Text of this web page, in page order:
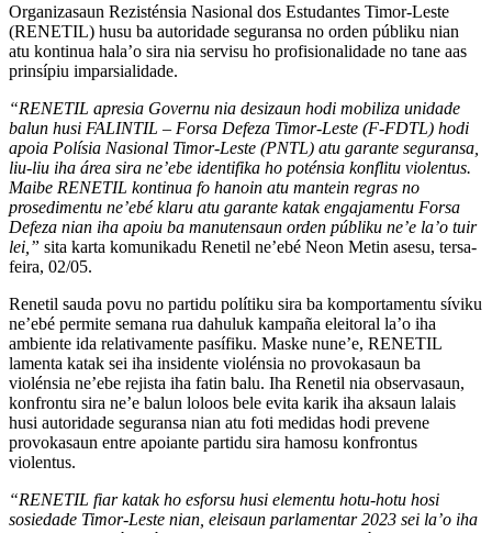
Organizasaun Rezisténsia Nasional dos Estudantes Timor-Leste
(RENETIL) husu ba autoridade seguransa no orden públiku nian
atu kontinua hala’o sira nia servisu ho profisionalidade no tane aas
prinsípiu imparsialidade.
“RENETIL apresia Governu nia desizaun hodi mobiliza unidade
balun husi FALINTIL – Forsa Defeza Timor-Leste (F-FDTL) hodi
apoia Polísia Nasional Timor-Leste (PNTL) atu garante seguransa,
liu-liu iha área sira ne’ebe identifika ho poténsia konflitu violentus.
Maibe RENETIL kontinua fo hanoin atu mantein regras no
prosedimentu ne’ebé klaru atu garante katak engajamentu Forsa
Defeza nian iha apoiu ba manutensaun orden públiku ne’e la’o tuir
lei,” sita karta komunikadu Renetil ne’ebé Neon Metin asesu, tersa-
feira, 02/05.
Renetil sauda povu no partidu polítiku sira ba komportamentu síviku
ne’ebé permite semana rua dahuluk kampaña eleitoral la’o iha
ambiente ida relativamente pasífiku. Maske nune’e, RENETIL
lamenta katak sei iha insidente violénsia no provokasaun ba
violénsia ne’ebe rejista iha fatin balu. Iha Renetil nia observasaun,
konfrontu sira ne’e balun loloos bele evita karik iha aksaun lalais
husi autoridade seguransa nian atu foti medidas hodi prevene
provokasaun entre apoiante partidu sira hamosu konfrontus
violentus.
“RENETIL fiar katak ho esforsu husi elementu hotu-hotu hosi
sosiedade Timor-Leste nian, eleisaun parlamentar 2023 sei la’o iha